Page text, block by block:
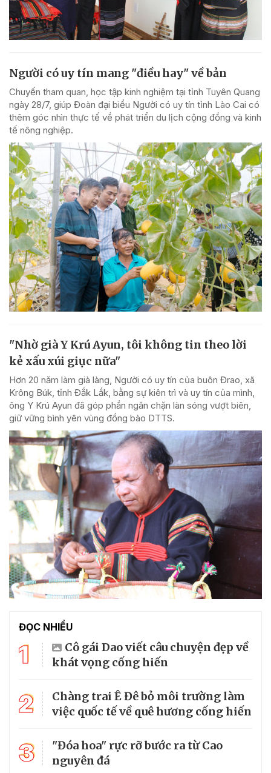
Người có uy tín mang "điều hay" về bản
Chuyến tham quan, học tập kinh nghiệm tại tỉnh Tuyên Quang
ngày 28/7, giúp Đoàn đại biểu Người có uy tín tỉnh Lào Cai có
thêm góc nhìn thực tế về phát triển du lịch cộng đồng và kinh
tế nông nghiệp.
"Nhờ già Y Krú Ayun, tôi không tin theo lời
kẻ xấu xúi giục nữa"
Hơn 20 năm làm già làng, Người có uy tín của buôn Đrao, xã
Krông Búk, tỉnh Đắk Lắk, bằng sự kiên trì và uy tín của mình,
ông Y Krú Ayun đã góp phần ngăn chặn làn sóng vượt biên,
giữ vững bình yên vùng đồng bào DTTS.
ĐỌC NHIỀU
1
Cô gái Dao viết câu chuyện đẹp về
khát vọng cống hiến
2
Chàng trai Ê Đê bỏ môi trường làm
việc quốc tế về quê hương cống hiến
3
"Đóa hoa" rực rỡ bước ra từ Cao
nguyên đá